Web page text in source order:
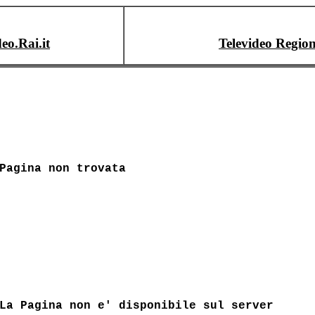
Televideo
Pagina non trovata
La Pagina non e' disponibile sul server